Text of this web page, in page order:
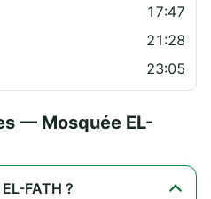
17:47
21:28
23:05
— Mosquée EL-
FATH ?